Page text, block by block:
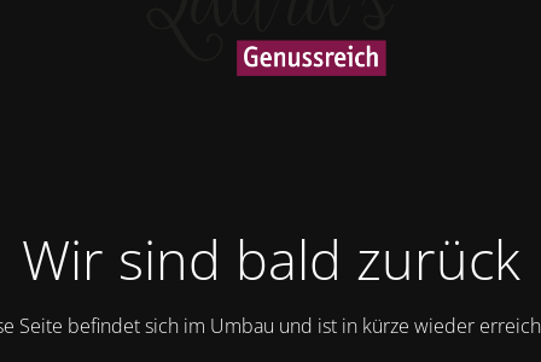
Wir sind bald zurück
Seite befindet sich im Umbau und ist in kürze wieder